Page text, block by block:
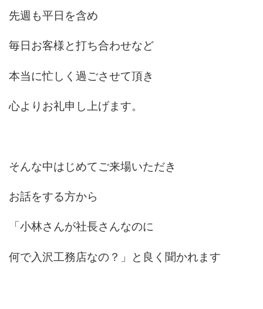
先週も平日を含め
毎日お客様と打ち合わせなど
本当に忙しく過ごさせて頂き
心よりお礼申し上げます。
そんな中はじめてご来場いただき
お話をする方から
「小林さんが社長さんなのに
何で入沢工務店なの？」と良く聞かれます